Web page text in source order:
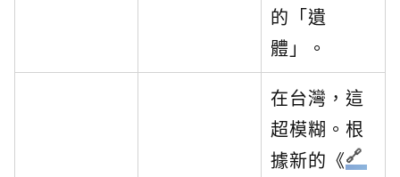
的「遺
體」。
在台灣，這
超模糊。根
據新的《